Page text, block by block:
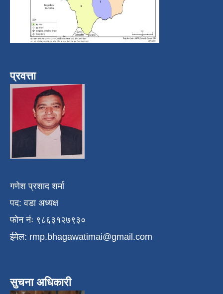
प्रवत्ता
गणेश प्रशाद शर्मा
पद: वडा अध्यक्ष
फोन नंः ९८६३१२७९३०
ईमेल: rmp.bhagawatimai@gmail.com
सुचना अधिकारी